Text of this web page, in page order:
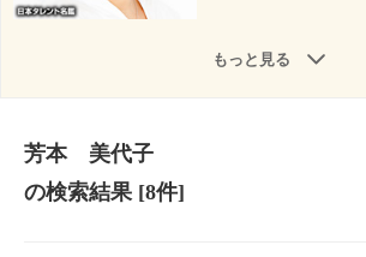
もっと見る
芳本 美代子
の検索結果[8件]